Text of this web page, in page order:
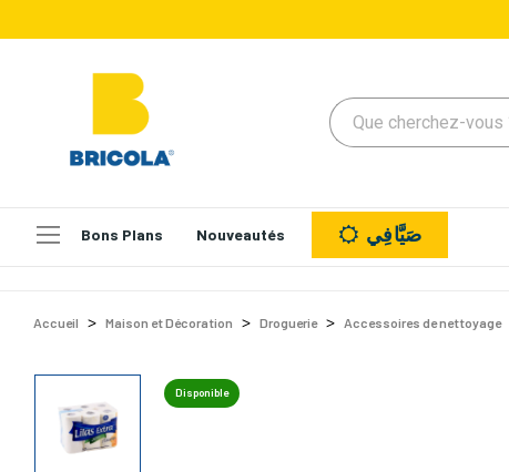
Bons Plans Nouveautés صَيَّافِي
Accueil Maison et Décoration Droguerie Accessoires de nettoyage
Disponible